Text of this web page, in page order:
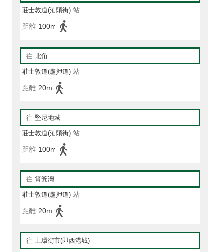
莊士敦道(汕頭街) 站
距離 100m
往 北角
莊士敦道(盧押道) 站
距離 20m
往 堅尼地城
莊士敦道(汕頭街) 站
距離 100m
往 筲箕灣
莊士敦道(盧押道) 站
距離 20m
往 上環街市(即西港城)